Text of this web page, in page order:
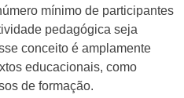
mínimo de participantes
pedagógica seja
conceito é amplamente
educacionais, como
de formação.